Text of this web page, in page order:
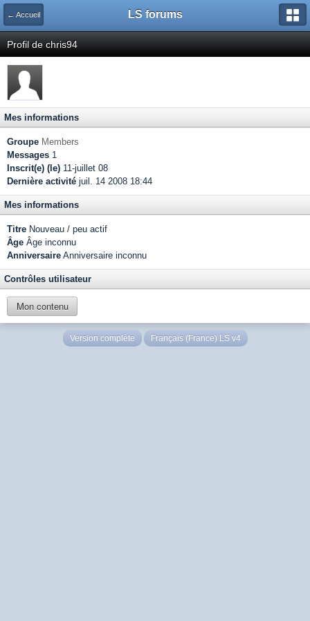
← Accueil LS forums
Profil de chris94
Mes informations
Groupe Members
Messages 1
Inscrit(e) (le) 11-juillet 08
Dernière activité juil. 14 2008 18:44
Mes informations
Titre Nouveau / peu actif
Âge Âge inconnu
Anniversaire Anniversaire inconnu
Contrôles utilisateur
Mon contenu
Version complète Français (France) LS v4